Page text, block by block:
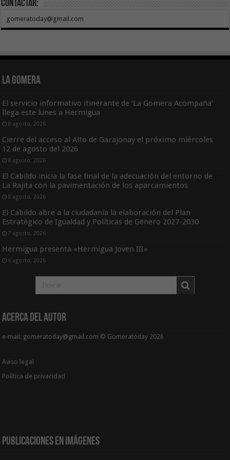
Contactar:
gomeratoday@gmail.com
La Gomera
El servicio informativo itinerante de ‘La Gomera Acompaña’
llega este lunes a Hermigua
8 agosto, 2026
Cierre del acceso al Alto de Garajonay el próximo miércoles
12 de agosto del 2026
8 agosto, 2026
El Cabildo inicia la fase final de la adecuación del entorno de
La Rajita con la pavimentación de los aparcamientos
8 agosto, 2026
El Cabildo abre a la ciudadanía la elaboración del Plan
Estratégico de Igualdad y Políticas de Género 2027-2030
7 agosto, 2026
Hermigua presenta «Hermigua Joven III»
6 agosto, 2026
Acerca del Autor
e-mail: gomeratoday@gmail.com © Gomeratoday 2026
Aviso legal
Política de privacidad
Publicaciones en Imágenes